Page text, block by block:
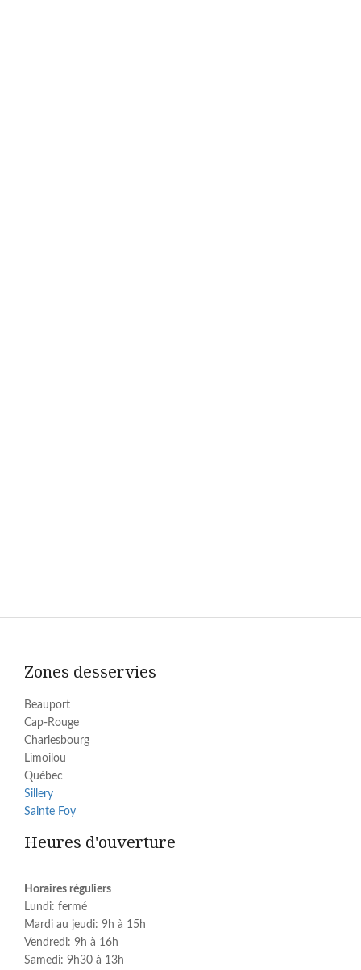
Zones desservies
Beauport
Cap-Rouge
Charlesbourg
Limoilou
Québec
Sillery
Sainte Foy
Heures d'ouverture
Horaires réguliers
Lundi: fermé
Mardi au jeudi: 9h à 15h
Vendredi: 9h à 16h
Samedi: 9h30 à 13h